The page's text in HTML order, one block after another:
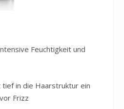
Feuchtigkeit und
in die Haarstruktur ein
Frizz